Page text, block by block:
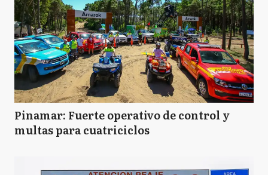
Pinamar: Fuerte operativo de control y
multas para cuatriciclos